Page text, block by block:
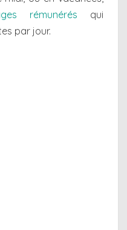
rémunérés qui
par jour.